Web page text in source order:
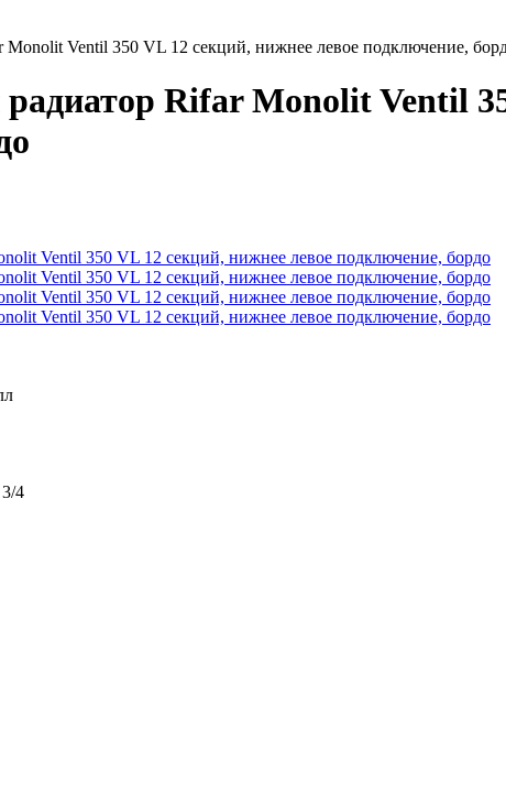
Monolit Ventil 350 VL 12 секций, нижнее левое подключение,
Rifar Monolit Ventil
4